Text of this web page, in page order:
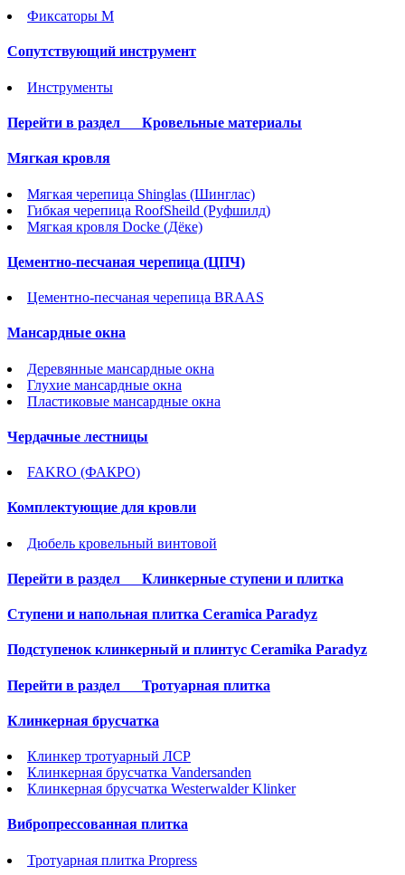
Фиксаторы М
Сопутствующий инструмент
Инструменты
Перейти в раздел Кровельные материалы
Мягкая кровля
Мягкая черепица Shinglas (Шинглас)
Гибкая черепица RoofSheild (Руфшилд)
Мягкая кровля Docke (Дёке)
Цементно-песчаная черепица (ЦПЧ)
Цементно-песчаная черепица BRAAS
Мансардные окна
Деревянные мансардные окна
Глухие мансардные окна
Пластиковые мансардные окна
Чердачные лестницы
FAKRO (ФАКРО)
Комплектующие для кровли
Дюбель кровельный винтовой
Перейти в раздел Клинкерные ступени и плитка
Cтупени и напольная плитка Ceramica Paradyz
Подступенок клинкерный и плинтус Ceramika Paradyz
Перейти в раздел Тротуарная плитка
Клинкерная брусчатка
Клинкер тротуарный ЛСР
Клинкерная брусчатка Vandersanden
Клинкерная брусчатка Westerwalder Klinker
Вибропрессованная плитка
Тротуарная плитка Propress